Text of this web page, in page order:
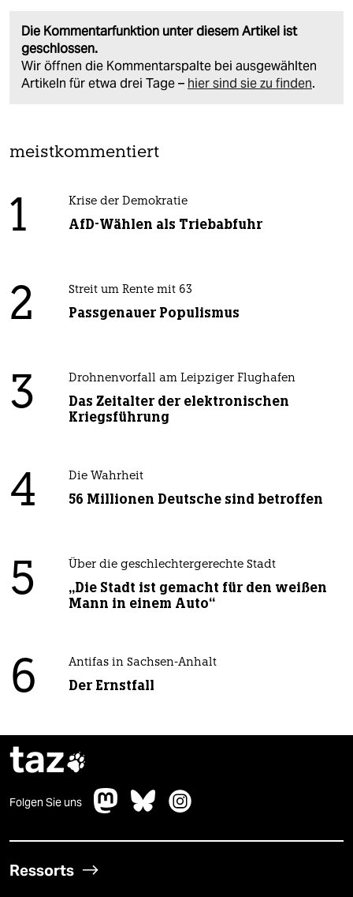
Die Kommentarfunktion unter diesem Artikel ist
geschlossen.
Wir öffnen die Kommentarspalte bei ausgewählten
Artikeln für etwa drei Tage – hier sind sie zu finden.
meistkommentiert
1 Krise der Demokratie
AfD-Wählen als Triebabfuhr
2 Streit um Rente mit 63
Passgenauer Populismus
3 Drohnenvorfall am Leipziger Flughafen
Das Zeitalter der elektronischen
Kriegsführung
4 Die Wahrheit
56 Millionen Deutsche sind betroffen
5 Über die geschlechtergerechte Stadt
„Die Stadt ist gemacht für den weißen
Mann in einem Auto“
6 Antifas in Sachsen-Anhalt
Der Ernstfall
taz
Folgen Sie uns
Ressorts